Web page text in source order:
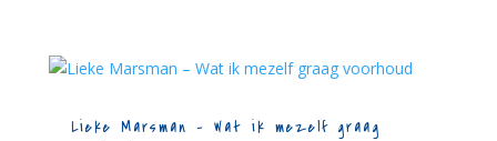
Lieke Marsman – Wat ik mezelf graag